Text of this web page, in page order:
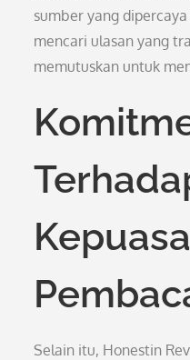
sumber yang
mencari ulasan yang
memutuskan untuk
Selain itu, Honestin